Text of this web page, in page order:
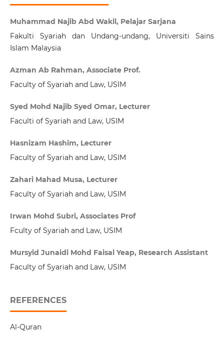
Muhammad Najib Abd Wakil, Pelajar Sarjana
Fakulti Syariah dan Undang-undang, Universiti Sains
Islam Malaysia
Azman Ab Rahman, Associate Prof.
Faculty of Syariah and Law, USIM
Syed Mohd Najib Syed Omar, Lecturer
Faculti of Syariah and Law, USIM
Hasnizam Hashim, Lecturer
Faculty of Syariah and Law, USIM
Zahari Mahad Musa, Lecturer
Faculty of Syariah and Law, USIM
Irwan Mohd Subri, Associates Prof
Fculty of Syariah and Law, USIM
Mursyid Junaidi Mohd Faisal Yeap, Research Assistant
Faculty of Syariah and Law, USIM
REFERENCES
Al-Quran